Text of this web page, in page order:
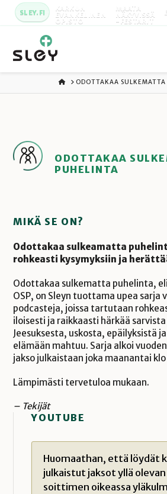
SLEY.FI KARKUN
EVANKELINEN
OPISTO
MAATA
NÄKYVISSÄ
-FESTARIT
ETUSIVU
ODOTTAKAA
ODOTTAKAA
PUHELINTA
MIKÄ SE ON?
Odottakaa sulkeamatta
rohkeasti kysymyksiin ja
Odottakaa sulkematta puhelinta,
OSP, on Sleyn tuottama upea sarja
podcasteja, joissa tartutaan
iloisesti ja raikkaasti härkää
Jeesuksesta, uskosta, epäilyksistä
elämään mahtuu. Sarja alkoi
jakso julkaistaan joka maanantai klo
Lämpimästi tervetuloa mukaan.
– Tekijät
YOUTUBE
Huomaathan, että löydät
julkaistut jaksot yllä
soittimen oikeassa